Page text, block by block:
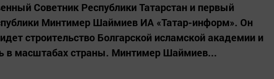
Советник Республики Татарстан и первый
Минтимер Шаймиев ИА «Татар-информ». Он
строительство Болгарской исламской академии и
в масштабах страны. Минтимер Шаймиев...